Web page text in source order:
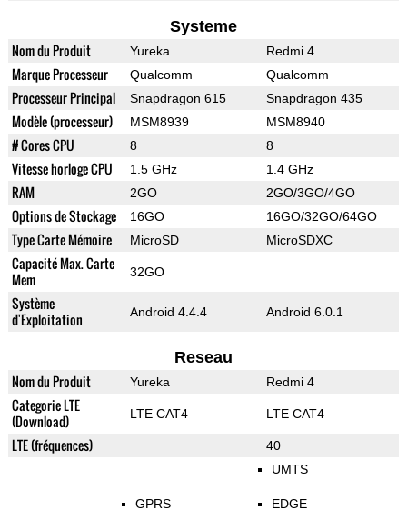
Systeme
Nom du Produit Yureka Redmi 4
Marque Processeur Qualcomm Qualcomm
Processeur Principal Snapdragon 615 Snapdragon 435
Modèle (processeur) MSM8939 MSM8940
# Cores CPU 8 8
Vitesse horloge CPU 1.5 GHz 1.4 GHz
RAM 2GO 2GO/3GO/4GO
Options de Stockage 16GO 16GO/32GO/64GO
Type Carte Mémoire MicroSD MicroSDXC
Capacité Max. Carte
Mem
32GO
Système
d'Exploitation
Android 4.4.4 Android 6.0.1
Reseau
Nom du Produit Yureka Redmi 4
Categorie LTE
(Download)
LTE CAT4 LTE CAT4
LTE (fréquences) 40
GPRS
UMTS
EDGE